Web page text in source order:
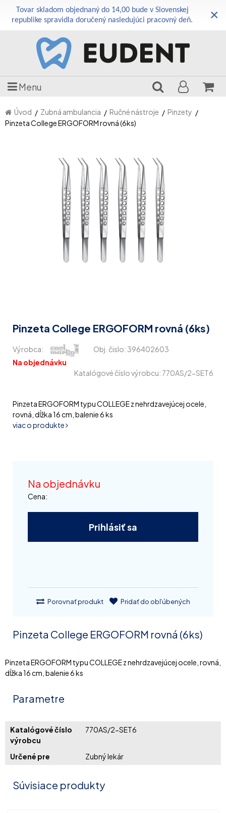
Tovar skladom objednaný do 14,00 bude v Slovenskej
republike spravidla doručený nasledujúci pracovný deň.
×
Menu
Úvod Zubná ambulancia Ručné nástroje
Pinzety
Pinzeta College ERGOFORM rovná (6ks)
Pinzeta College ERGOFORM rovná (6ks)
Výrobca: Obj. čislo:396402603
Na objednávku
Katalógové číslo výrobcu: 770AS/2-SET6
Pinzeta ERGOFORM typu COLLEGE z nehrdzavejúcej ocele,
rovná, dĺžka 16 cm, balenie 6 ks
viac o produkte
Na objednávku
Cena:
Prihlásiť sa
Porovnať produkt Pridať do obľúbených
Pinzeta College ERGOFORM rovná (6ks)
Pinzeta ERGOFORM typu COLLEGE z nehrdzavejúcej ocele, rovná,
dĺžka 16 cm, balenie 6 ks
Parametre
Katalógové číslo
výrobcu
770AS/2-SET6
Určené pre Zubný lekár
Súvisiace produkty